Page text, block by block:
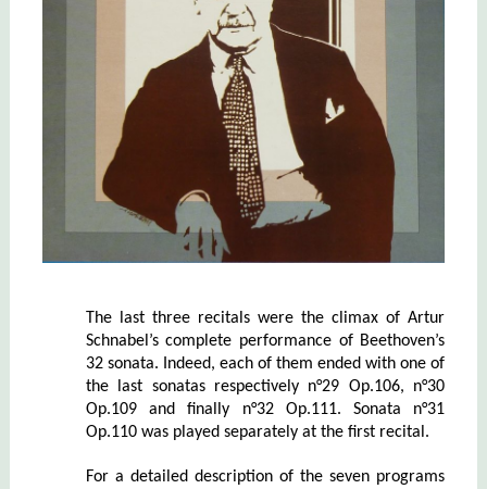
The last three recitals were the climax of Artur
Schnabel’s complete performance of Beethoven’s
32 sonata. Indeed, each of them ended with one of
the last sonatas respectively n°29 Op.106, n°30
Op.109 and finally n°32 Op.111. Sonata n°31
Op.110 was played separately at the first recital.
For a detailed description of the seven programs